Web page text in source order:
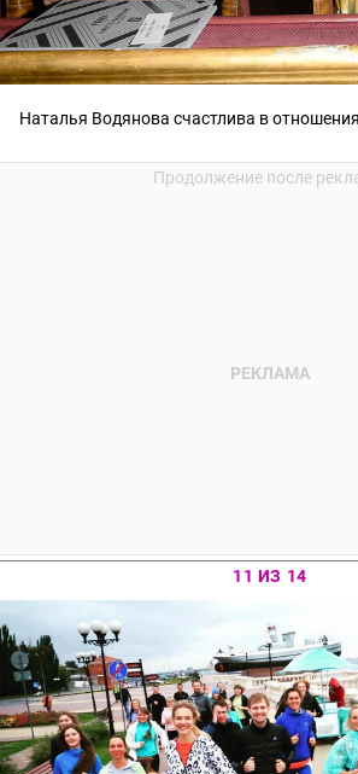
Наталья Водянова счастлива в
11 ИЗ 14